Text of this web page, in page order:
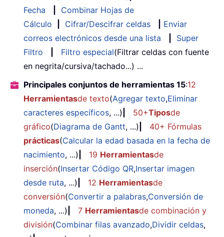
Fecha
Combinar Hojas de
Cálculo
Cifrar/Descifrar celdas
Enviar
correos electrónicos desde una lista
Super
Filtro
Filtro especial(Filtrar celdas con fuente
en negrita/cursiva/tachado...) ...
Principales conjuntos de herramientas 15:12
Herramientasde texto(Agregar texto,Eliminar
caracteres específicos, ...) 50+Tiposde
gráfico(Diagrama de Gantt, ...)
40+ Fórmulas
prácticas(Calcular la edad basada en la fecha de
nacimiento, ...) 19 Herramientasde
inserción(Insertar Código QR,Insertar imagen
desde ruta, ...) 12 Herramientasde
conversión(Convertir a palabras,Conversión de
moneda, ...) 7 Herramientasde combinación y
división(Combinar filas avanzado,Dividir celdas,